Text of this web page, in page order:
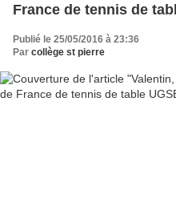
France de tennis de
Publié le 25/05/2016 à 23:36
Par collège st pierre